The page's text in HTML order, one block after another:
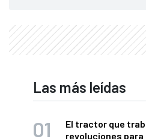
Las más leídas
El tractor que
revoluciones